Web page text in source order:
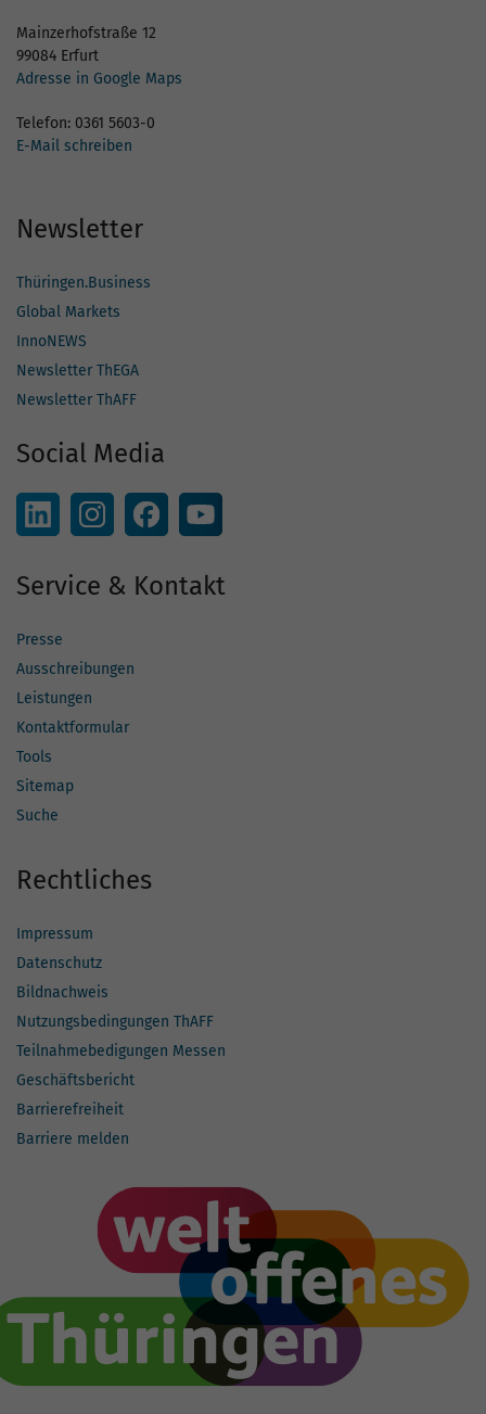
Mainzerhofstraße 12
99084 Erfurt
Adresse in Google Maps
Telefon: 0361 5603-0
E-Mail schreiben
Newsletter
Thüringen.Business
Global Markets
InnoNEWS
Newsletter ThEGA
Newsletter ThAFF
Social Media
Service & Kontakt
Presse
Ausschreibungen
Leistungen
Kontaktformular
Tools
Sitemap
Suche
Rechtliches
Impressum
Datenschutz
Bildnachweis
Nutzungsbedingungen ThAFF
Teilnahmebedigungen Messen
Geschäftsbericht
Barrierefreiheit
Barriere melden